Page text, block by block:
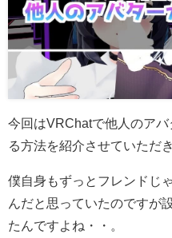
今回はVRChatで他人のア
る方法を紹介させていただ
僕自身もずっとフレンドじ
んだと思っていたのですが
たんですよね・・。